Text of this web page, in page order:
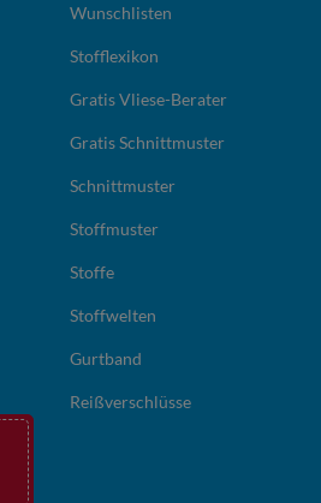
Wunschlisten
Stofflexikon
Gratis Vliese-Berater
Gratis Schnittmuster
Schnittmuster
Stoffmuster
Stoffe
Stoffwelten
Gurtband
Reißverschlüsse